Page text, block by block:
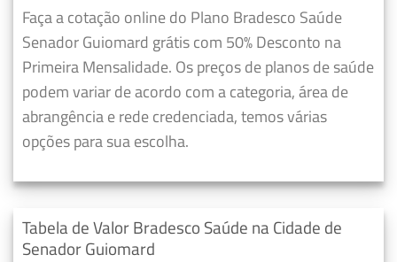
Faça a cotação online do Plano Bradesco Saúde
Senador Guiomard grátis com 50% Desconto na
Primeira Mensalidade. Os preços de planos de saúde
podem variar de acordo com a categoria, área de
abrangência e rede credenciada, temos várias
opções para sua escolha.
Tabela de Valor Bradesco Saúde na Cidade de
Senador Guiomard